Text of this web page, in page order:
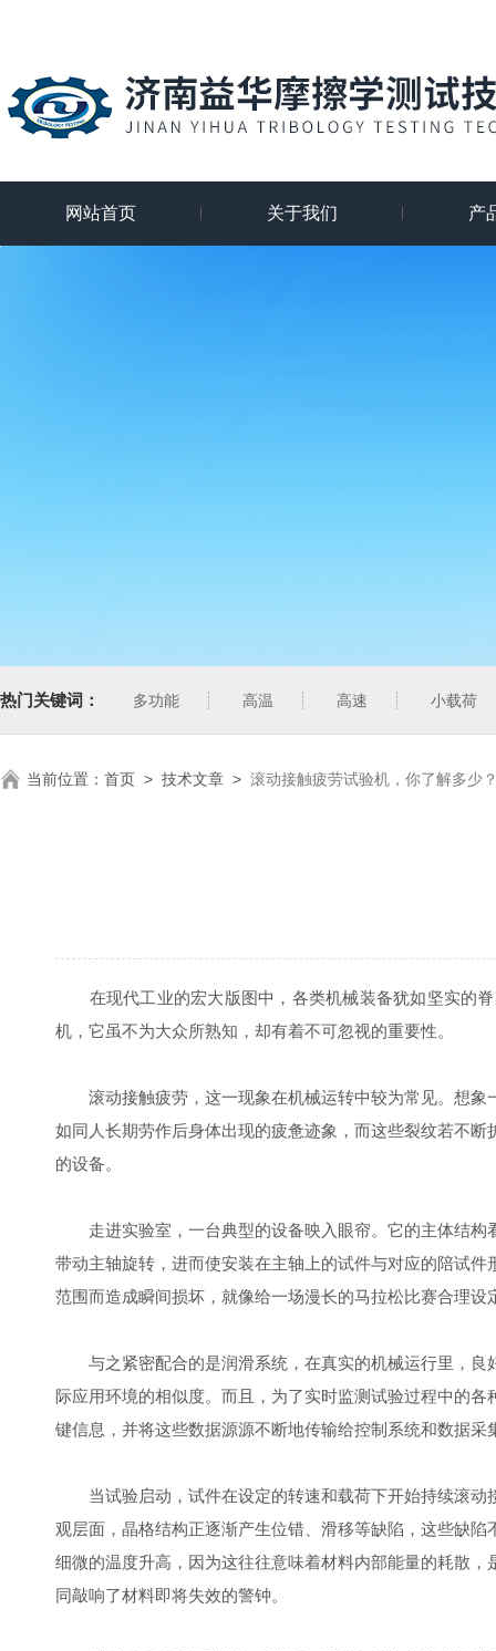
网站首页 关于我们 产
热门关键词： 多功能 高温 高速 小载荷
当前位置： 首页 > 技术文章 > 滚动接触疲劳试验机，你了解多少
在现代工业的宏大版图中，各类机械装备犹如坚实的脊
机，它虽不为大众所熟知，却有着不可忽视的重要性。
滚动接触疲劳，这一现象在机械运转中较为常见。想象
如同人长期劳作后身体出现的疲惫迹象，而这些裂纹若不
的设备。
走进实验室，一台典型的设备映入眼帘。它的主体结构
带动主轴旋转，进而使安装在主轴上的试件与对应的陪试
范围而造成瞬间损坏，就像给一场漫长的马拉松比赛合理
与之紧密配合的是润滑系统，在真实的机械运行里，良
际应用环境的相似度。而且，为了实时监测试验过程中的
键信息，并将这些数据源源不断地传输给控制系统和数据采
当试验启动，试件在设定的转速和载荷下开始持续滚动
观层面，晶格结构正逐渐产生位错、滑移等缺陷，这些缺
细微的温度升高，因为这往往意味着材料内部能量的耗散
同敲响了材料即将失效的警钟。